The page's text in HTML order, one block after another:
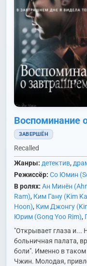
Воспоминание
ЗАВЕРШЁН
Recalled
Жанры: детектив,
Режиссёр: Со Юмин
В ролях: Ан Минён
Ram), Ким Гану (Kim
Hoon), Ким Джонгу
Юрим (Gong Yoo Rim),
Sang Wook)
Пэ Джеги
Со Еджи (Seo Ye Ji)
(Sung Hyuk)
Сон
(Jung Gi Sub)
"Открывает глаза и...
больничная палата,
боли". Именно в
Чжин. Молодая,